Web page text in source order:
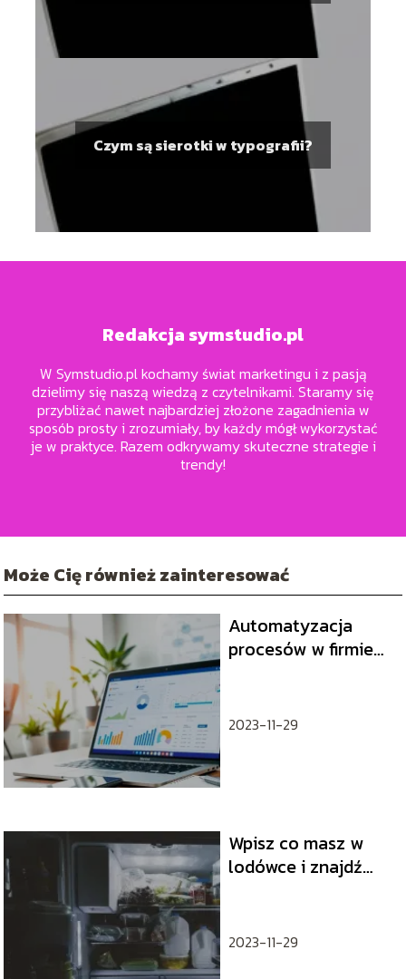
Czym są sierotki w typografii?
Redakcja symstudio.pl
W Symstudio.pl kochamy świat marketingu i z pasją
dzielimy się naszą wiedzą z czytelnikami. Staramy się
przybliżać nawet najbardziej złożone zagadnienia w
sposób prosty i zrozumiały, by każdy mógł wykorzystać
je w praktyce. Razem odkrywamy skuteczne strategie i
trendy!
Może Cię również zainteresować
Automatyzacja
procesów w firmie
2023-11-29
Wpisz co masz w
lodówce i znajdź
2023-11-29